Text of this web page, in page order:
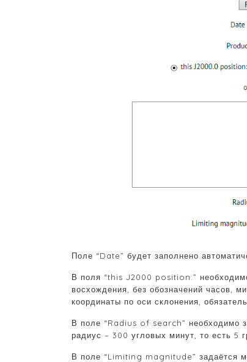
Поле “Date” будет заполнено
В поля “this J2000 position:”
восхождения, без обозначений часов,
координаты по оси склонения,
В поле “Radius of search” необходимо
радиус – 300 угловых минут, то есть 5
В поле “Limiting magnitude” задаётся